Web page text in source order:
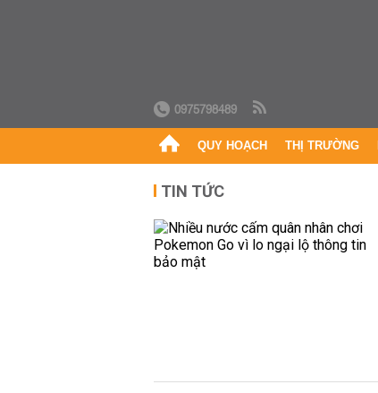
0975798489
QUY HOẠCH THỊ TRƯỜNG
TIN TỨC